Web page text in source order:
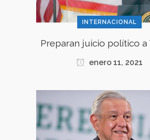
INTERNACIONAL
Preparan juicio político a
enero 11, 2021